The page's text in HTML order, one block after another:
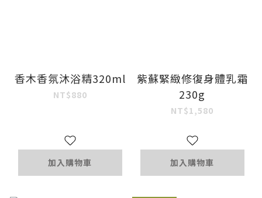
香木香氛沐浴精320ml
NT$880
加入購物車
紫蘇緊緻修復身體乳霜
230g
NT$1,580
加入購物車